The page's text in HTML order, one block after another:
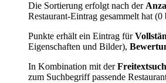
Die Sortierung erfolgt nach der
Restaurant-Eintrag gesammelt hat (0
Punkte erhält ein Eintrag für
Eigenschaften und Bilder),
In Kombination mit der
zum Suchbegriff passende